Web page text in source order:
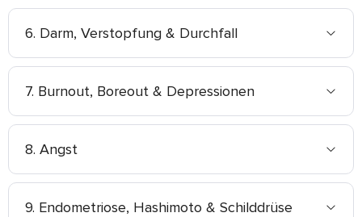
6. Darm, Verstopfung & Durchfall
7. Burnout, Boreout & Depressionen
8. Angst
9. Endometriose, Hashimoto & Schilddrüse